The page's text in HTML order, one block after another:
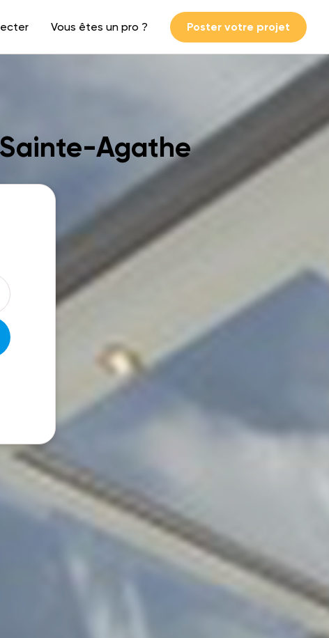
Vous êtes un pro ? Poster votre projet
Agathe